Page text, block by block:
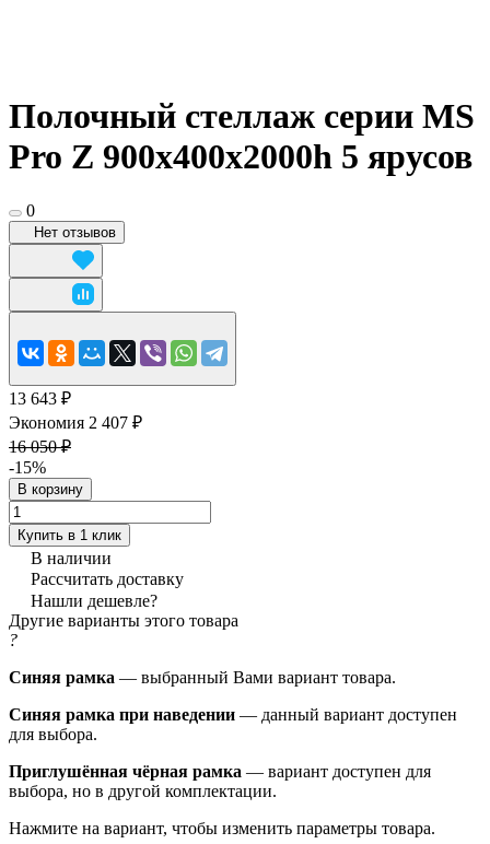
Полочный стеллаж серии MS
Pro Z 900x400х2000h 5 ярусов
0
Нет отзывов
13 643 ₽
Экономия 2 407 ₽
16 050 ₽
-15%
В корзину
Купить в 1 клик
В наличии
Рассчитать доставку
Нашли дешевле?
Другие варианты этого товара
?
Синяя рамка — выбранный Вами вариант товара.
Синяя рамка при наведении — данный вариант доступен
для выбора.
Приглушённая чёрная рамка — вариант доступен для
выбора, но в другой комплектации.
Нажмите на вариант, чтобы изменить параметры товара.